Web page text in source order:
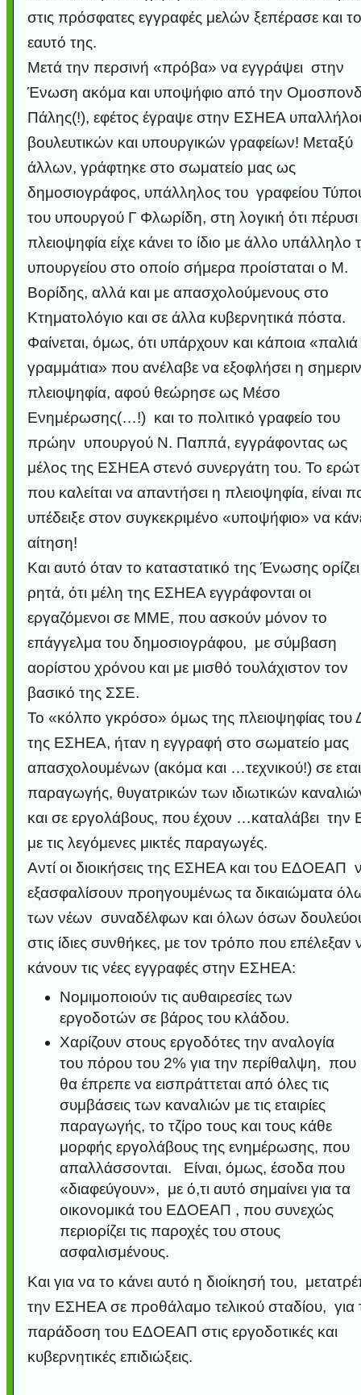
στις πρόσφατες εγγραφές μελών ξεπέρασε και
εαυτό της.
Μετά την περσινή «πρόβα» να εγγράψει στην
Ένωση ακόμα και υποψήφιο από την
Πάλης(!), εφέτος έγραψε στην ΕΣΗΕΑ
βουλευτικών και υπουργικών γραφείων! Μεταξύ
άλλων, γράφτηκε στο σωματείο μας ως
δημοσιογράφος, υπάλληλος του γραφείου
του υπουργού Γ Φλωρίδη, στη λογική ότι
πλειοψηφία είχε κάνει το ίδιο με άλλο υπάλληλο
υπουργείου στο οποίο σήμερα προίσταται ο Μ.
Βορίδης, αλλά και με απασχολούμενους στο
Κτηματολόγιο και σε άλλα κυβερνητικά πόστα.
Φαίνεται, όμως, ότι υπάρχουν και κάποια «παλιά
γραμμάτια» που ανέλαβε να εξοφλήσει η
πλειοψηφία, αφού θεώρησε ως Μέσο
Ενημέρωσης(…!) και το πολιτικό γραφείο του
πρώην υπουργού Ν. Παππά, εγγράφοντας ως
μέλος της ΕΣΗΕΑ στενό συνεργάτη του. Το
που καλείται να απαντήσει η πλειοψηφία, είναι
υπέδειξε στον συγκεκριμένο «υποψήφιο» να
αίτηση!
Και αυτό όταν το καταστατικό της Ένωσης ορίζει
ρητά, ότι μέλη της ΕΣΗΕΑ εγγράφονται οι
εργαζόμενοι σε ΜΜΕ, που ασκούν μόνον το
επάγγελμα του δημοσιογράφου, με σύμβαση
αορίστου χρόνου και με μισθό τουλάχιστον τον
βασικό της ΣΣΕ.
Το «κόλπο γκρόσο» όμως της πλειοψηφίας του
της ΕΣΗΕΑ, ήταν η εγγραφή στο σωματείο μας
απασχολουμένων (ακόμα και …τεχνικού!) σε
παραγωγής, θυγατρικών των ιδιωτικών
και σε εργολάβους, που έχουν …καταλάβει την
με τις λεγόμενες μικτές παραγωγές.
Αντί οι διοικήσεις της ΕΣΗΕΑ και του ΕΔΟΕΑΠ
εξασφαλίσουν προηγουμένως τα δικαιώματα
των νέων συναδέλφων και όλων όσων
στις ίδιες συνθήκες, με τον τρόπο που επέλεξαν
κάνουν τις νέες εγγραφές στην ΕΣΗΕΑ:
Νομιμοποιούν τις αυθαιρεσίες των
εργοδοτών σε βάρος του κλάδου.
Χαρίζουν στους εργοδότες την αναλογία
του πόρου του 2% για την περίθαλψη, που
θα έπρεπε να εισπράττεται από όλες τις
συμβάσεις των καναλιών με τις εταιρίες
παραγωγής, το τζίρο τους και τους κάθε
μορφής εργολάβους της ενημέρωσης, που
απαλλάσσονται. Είναι, όμως, έσοδα που
«διαφεύγουν», με ό,τι αυτό σημαίνει για τα
οικονομικά του ΕΔΟΕΑΠ , που συνεχώς
περιορίζει τις παροχές του στους
ασφαλισμένους.
Και για να το κάνει αυτό η διοίκησή του,
την ΕΣΗΕΑ σε προθάλαμο τελικού σταδίου, για
παράδοση του ΕΔΟΕΑΠ στις εργοδοτικές και
κυβερνητικές επιδιώξεις.